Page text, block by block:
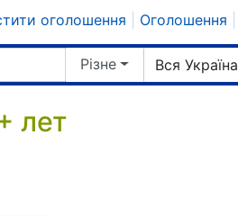
оголошення Оголошення
Різне Вся Україна
лет